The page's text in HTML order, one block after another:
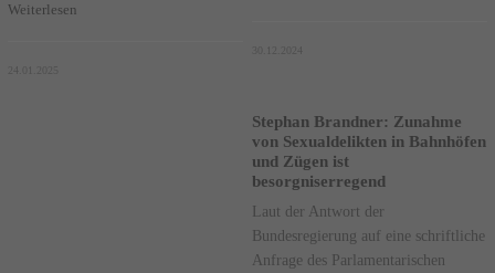
Weiterlesen
24.01.2025
30.12.2024
Stephan Brandner: Zunahme
von Sexualdelikten in Bahnhöfen
und Zügen ist
besorgniserregend
Laut der Antwort der
Bundesregierung auf eine schriftliche
Anfrage des Parlamentarischen